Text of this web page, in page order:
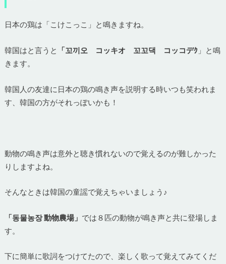
日本の鶏は「こけこっこ」と鳴きますね。
韓国はと言うと 「꼬끼오 コッキオ 꼬꼬댁 コッコデｸ」と鳴
きます。
韓国人の友達に日本の鶏の鳴き声を説明する時いつも笑われま
す、韓国の方がそれっぽいかも！
動物の鳴き声は意外と聴き慣れないので覚えるのが難しかった
りしますよね。
そんなときは韓国の童謡で覚えちゃいましょう♪
「동물농장 動物農場」 では８匹の動物が鳴き声と共に登場しま
す。
下に簡単に歌詞をつけてたので、楽しく歌って覚えてみてくだ